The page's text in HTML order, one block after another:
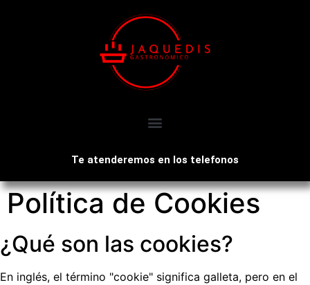
Te atenderemos en los telefonos
Política de Cookies
¿Qué son las cookies?
En inglés, el término "cookie" significa galleta, pero en el